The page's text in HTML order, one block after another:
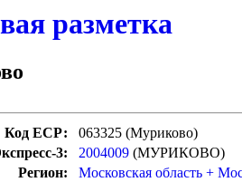
разметка
Код ЕСР:
063325 (Муриково)
3:
2004009 (МУРИКОВО)
Регион:
Московская область +